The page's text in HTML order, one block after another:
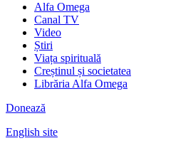
Alfa Omega
Canal TV
Video
Știri
Viața spirituală
Creștinul și societatea
Librăria Alfa Omega
Donează
English site